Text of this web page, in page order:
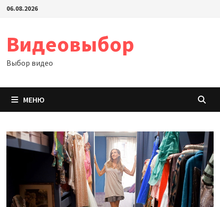
Перейти
06.08.2026
Видеовыбор
Выбор видео
МЕНЮ